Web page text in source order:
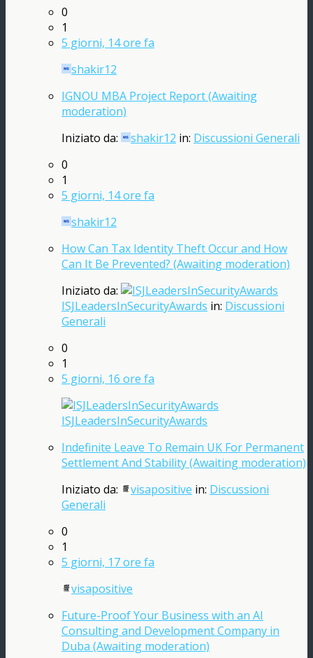
0
1
5 giorni, 14 ore fa
shakir12
IGNOU MBA Project Report (Awaiting
moderation)
Iniziato da:
shakir12 in: Discussioni Generali
0
1
5 giorni, 14 ore fa
shakir12
How Can Tax Identity Theft Occur and How
Can It Be Prevented? (Awaiting moderation)
Iniziato da:
ISJLeadersInSecurityAwards in: Discussioni
Generali
0
1
5 giorni, 16 ore fa
ISJLeadersInSecurityAwards
Indefinite Leave To Remain UK For Permanent
Settlement And Stability (Awaiting moderation)
Iniziato da:
visapositive in: Discussioni
Generali
0
1
5 giorni, 17 ore fa
visapositive
Future-Proof Your Business with an AI
Consulting and Development Company in
Duba (Awaiting moderation)